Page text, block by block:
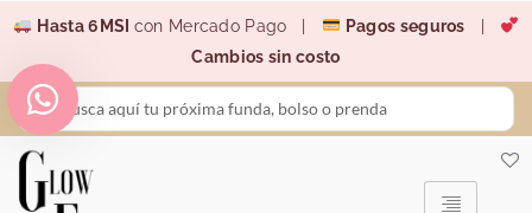
contenido
Hasta 6MSI con Mercado Pago | Pagos seguros
Cambios sin costo
Search
...